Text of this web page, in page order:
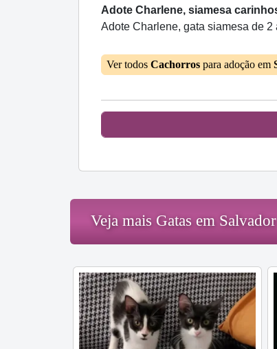
Adote Charlene, siamesa
Adote Charlene, gata siamesa de
Ver todos Cachorros para adoção em
Veja mais Gatas em Salvador